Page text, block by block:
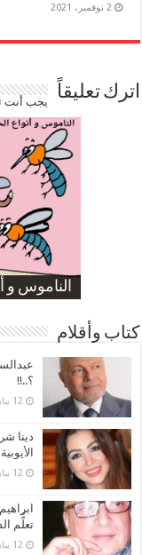
2 نوفمبر، 2021
اترك تعليقاً يجب أنت
الناموس و
الموظفين
ارتفاع
صورة
صورة
كتاب وأقلام
؟..!!
12 يناير، 2026
دينا
الأيوبية 3
12 يناير، 2026
تعلُّم
12 يناير، 2026